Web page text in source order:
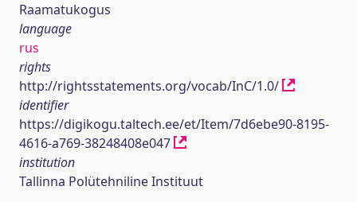
Raamatukogus
language
rus
rights
http://rightsstatements.org/vocab/InC/1.0/
identifier
https://digikogu.taltech.ee/et/Item/7d6ebe90-8195-
4616-a769-38248408e047
institution
Tallinna Polütehniline Instituut